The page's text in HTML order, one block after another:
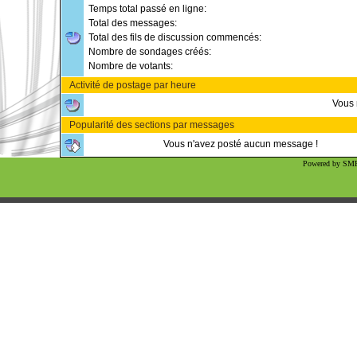
Temps total passé en ligne:
Total des messages:
Total des fils de discussion commencés:
Nombre de sondages créés:
Nombre de votants:
Activité de postage par heure
Vous
Popularité des sections par messages
Vous n'avez posté aucun message !
Powered by